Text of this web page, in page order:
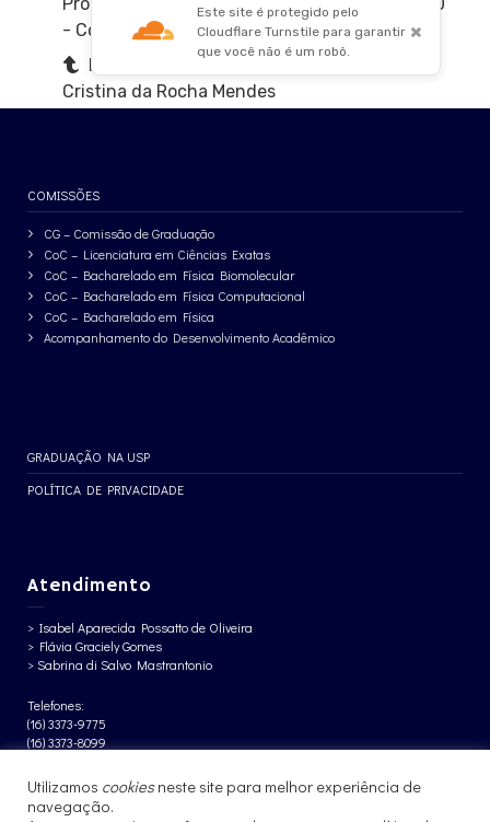
COMISSÕES
CG – Comissão de Graduação
CoC – Licenciatura em Ciências Exatas
CoC – Bacharelado em Física Biomolecular
CoC – Bacharelado em Física Computacional
CoC – Bacharelado em Física
Acompanhamento do Desenvolvimento Acadêmico
GRADUAÇÃO NA USP
POLÍTICA DE PRIVACIDADE
Atendimento
> Isabel Aparecida Possatto de Oliveira
> Flávia Graciely Gomes
> Sabrina di Salvo Mastrantonio
Telefones:
(16) 3373-9775
(16) 3373-8099
Horário de Atendimento:
Segunda à sexta-feira, das 09h30 às 11h30 e das 14h às 16h.
Utilizamos cookiesneste site para melhor experiência de
navegação.